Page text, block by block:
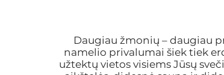
Daugiau žmonių – daugiau
namelio privalumai šiek tiek
užtektų vietos visiems Jūsų